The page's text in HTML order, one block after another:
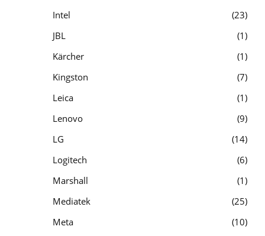
Intel
23
JBL
1
Kärcher
1
Kingston
7
Leica
1
Lenovo
9
LG
14
Logitech
6
Marshall
1
Mediatek
25
Meta
10